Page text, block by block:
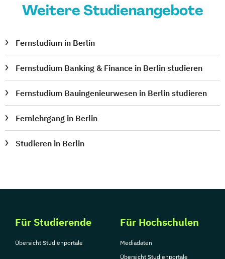
Weitere Studienangebote
Fernstudium in Berlin
Fernstudium Banking & Finance in Berlin studieren
Fernstudium Bauingenieurwesen in Berlin studieren
Fernlehrgang in Berlin
Studieren in Berlin
Für Studierende
Übersicht Studienportale
Für Hochschulen
Mediadaten
Übersicht Studienportale